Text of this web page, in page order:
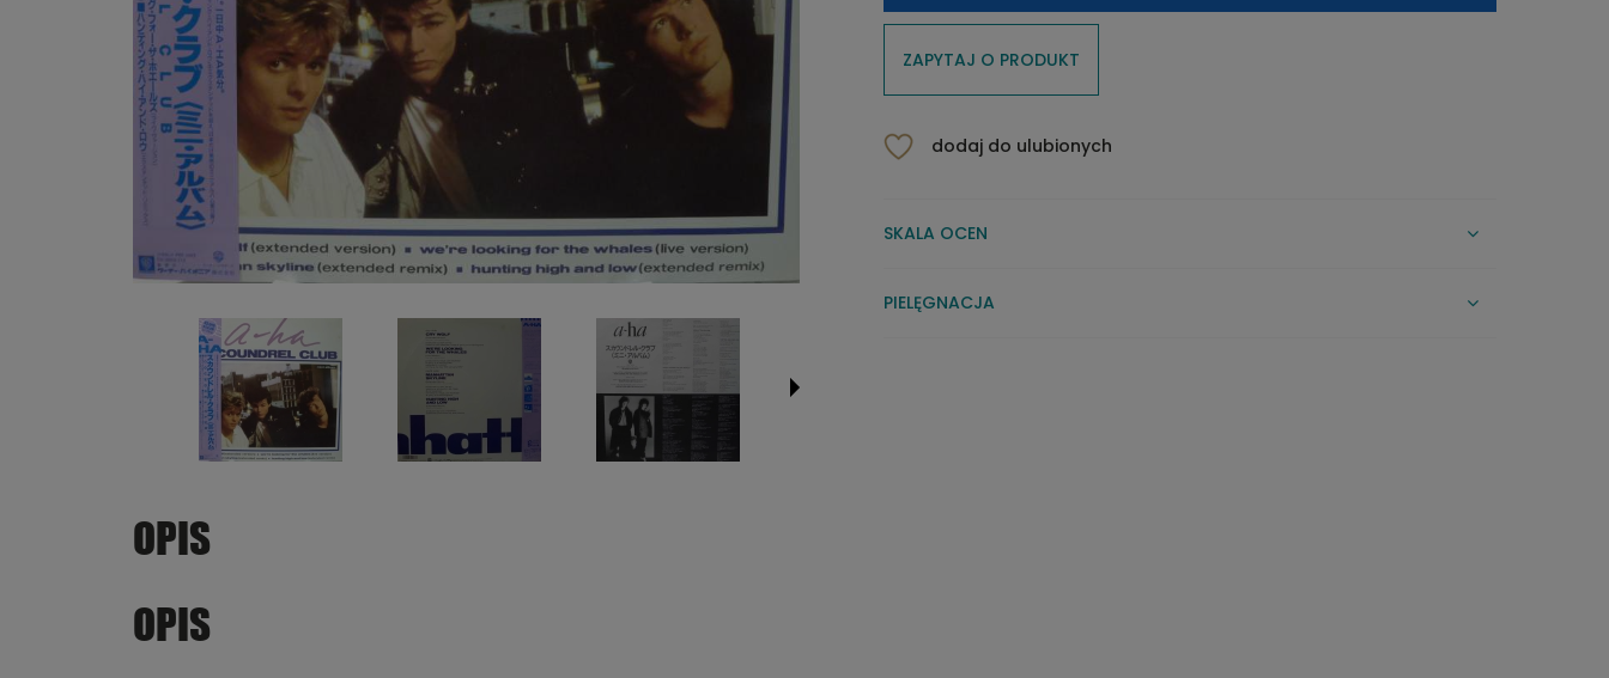
ZAPYTAJ O PRODUKT
dodaj do ulubionych
SKALA OCEN
PIELĘGNACJA
OPIS
OPIS